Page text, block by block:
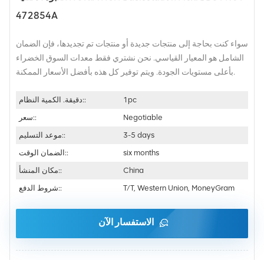
472854A
سواء كنت بحاجة إلى منتجات جديدة أو منتجات تم تجديدها، فإن الضمان
الشامل هو المعيار القياسي. نحن نشتري فقط معدات السوق الخضراء
بأعلى مستويات الجودة. ويتم توفير كل هذه بأفضل الأسعار الممكنة.
دقيقة. الكمية النظام::
1pc
سعر::
Negotiable
موعد التسليم::
3-5 days
الضمان الوقت::
six months
مكان المنشأ::
China
شروط الدفع::
T/T, Western Union, MoneyGram
الاستفسار الآن